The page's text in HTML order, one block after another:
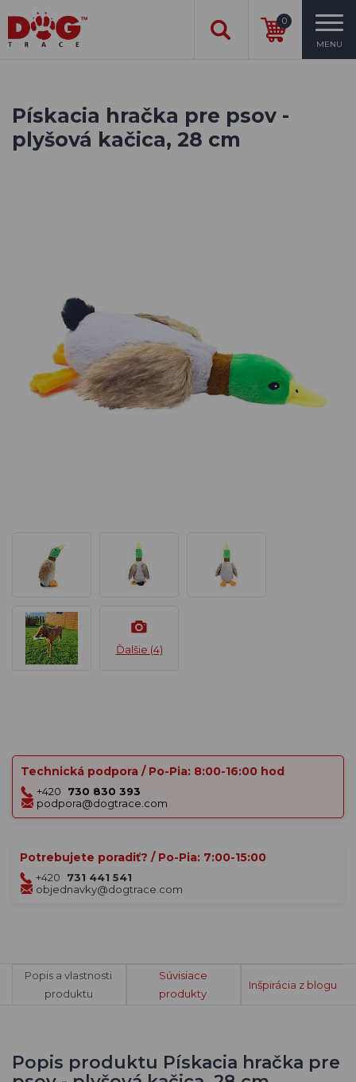
0
MENU
Pískacia hračka pre psov -
plyšová kačica, 28 cm
Ďalšie (4)
Technická podpora / Po-Pia: 8:00-16:00 hod
+420
730 830 393
podpora@dogtrace.com
Potrebujete poradiť? / Po-Pia: 7:00-15:00
+420
731 441 541
objednavky@dogtrace.com
Popis a vlastnosti
produktu
Súvisiace
produkty
Inšpirácia z blogu
Popis produktu Pískacia hračka pre